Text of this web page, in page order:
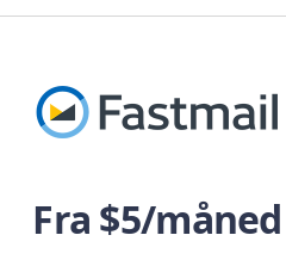
Fra $5/måned